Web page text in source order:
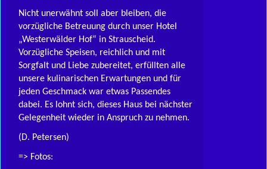
Nicht unerwähnt soll aber bleiben, die
vorzügliche Betreuung durch unser Hotel
„Westerwälder Hof“ in Strauscheid.
Vorzügliche Speisen, reichlich und mit
Sorgfalt und Liebe zubereitet, erfüllten alle
unsere kulinarischen Erwartungen und für
jeden Geschmack war etwas Passendes
dabei. Es lohnt sich, dieses Haus bei nächster
Gelegenheit wieder in Anspruch zu nehmen.
(D. Petersen)
=> Fotos: